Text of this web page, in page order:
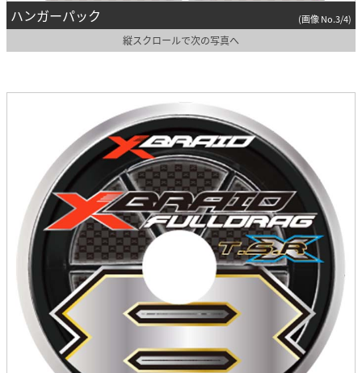
ハンガーパック (画像 No.3/4)
縦スクロールで次の写真へ